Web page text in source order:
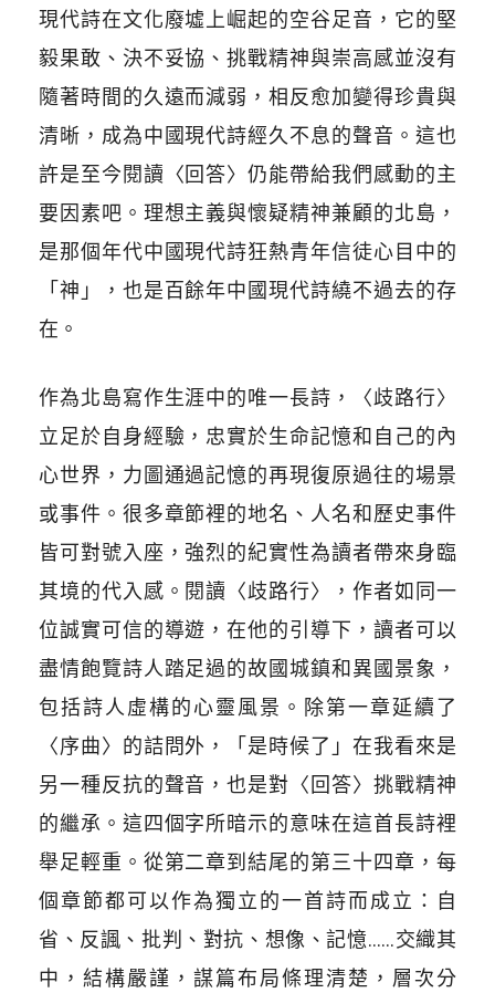
現代詩在文化廢墟上崛起的空谷足音，它的堅
毅果敢、決不妥協、挑戰精神與崇高感並沒有
隨著時間的久遠而減弱，相反愈加變得珍貴與
清晰，成為中國現代詩經久不息的聲音。這也
許是至今閱讀〈回答〉仍能帶給我們感動的主
要因素吧。 理想主義與懷疑精神兼顧的北島，
是那個年代中國現代詩狂熱青年信徒心目中的
「神」，也是百餘年中國現代詩繞不過去的存
在。
作為北島寫作生涯中的唯一長詩，〈歧路行〉
立足於自身經驗，忠實於生命記憶和自己的內
心世界，力圖通過記憶的再現復原過往的場景
或事件。很多章節裡的地名、人名和歷史事件
皆可對號入座，強烈的紀實性為讀者帶來身臨
其境的代入感。閱讀〈歧路行〉，作者如同一
位誠實可信的導遊，在他的引導下，讀者可以
盡情飽覽詩人踏足過的故國城鎮和異國景象，
包括詩人虛構的心靈風景。除第一章延續了
〈序曲〉的詰問外，「是時候了」在我看來是
另一種反抗的聲音，也是對〈回答〉挑戰精神
的繼承。這四個字所暗示的意味在這首長詩裡
舉足輕重。從第二章到結尾的第三十四章，每
個章節都可以作為獨立的一首詩而成立：自
省、反諷、批判、對抗、想像、記憶……交織其
中，結構嚴謹，謀篇布局條理清楚，層次分